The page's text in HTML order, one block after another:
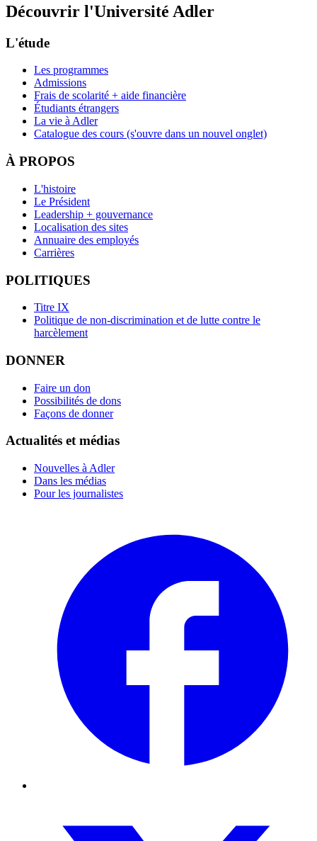
Découvrir l'Université Adler
L'étude
Les programmes
Admissions
Frais de scolarité + aide financière
Étudiants étrangers
La vie à Adler
Catalogue des cours (s'ouvre dans un nouvel onglet)
À PROPOS
L'histoire
Le Président
Leadership + gouvernance
Localisation des sites
Annuaire des employés
Carrières
POLITIQUES
Titre IX
Politique de non-discrimination et de lutte contre le
harcèlement
DONNER
Faire un don
Possibilités de dons
Façons de donner
Actualités et médias
Nouvelles à Adler
Dans les médias
Pour les journalistes